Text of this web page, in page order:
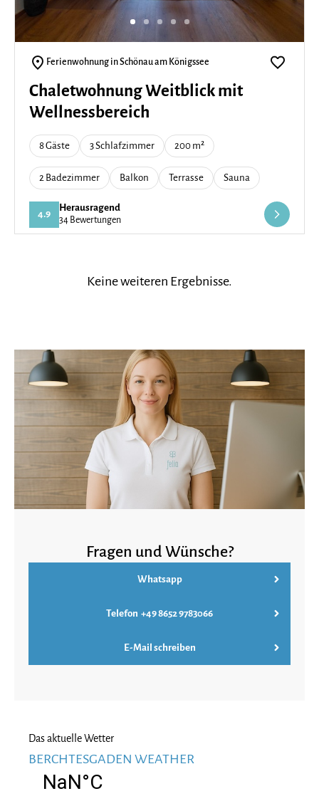
Ferienwohnung in Schönau am Königssee
Chaletwohnung Weitblick mit
Wellnessbereich
8 Gäste 3 Schlafzimmer 200 m²
2 Badezimmer Balkon Terrasse Sauna
4.9
Herausragend
34 Bewertungen
Keine weiteren Ergebnisse.
Fragen und Wünsche?
Whatsapp
Telefon +49 8652 9783066
E-Mail schreiben
Das aktuelle Wetter
BERCHTESGADEN WEATHER